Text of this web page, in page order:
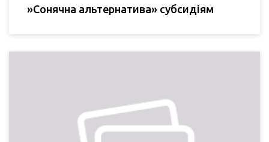
»Сонячна альтернатива» субсидіям